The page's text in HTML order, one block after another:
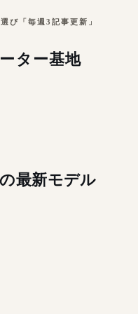
び「毎週3記事更新」
ター基地
最新モデル